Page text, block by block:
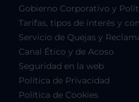
Gobierno Corporativo y
Tarifas, tipos de interés y
Servicio de Quejas y
Canal Ético y de Acoso
Seguridad en la web
Política de Privacidad
Política de Cookies